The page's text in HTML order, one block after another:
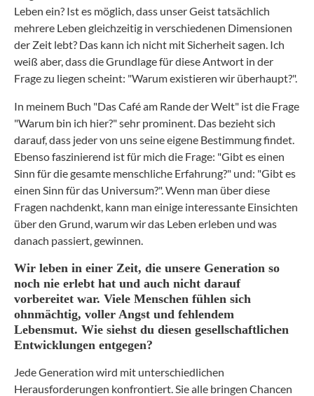
Leben ein? Ist es möglich, dass unser Geist tatsächlich
mehrere Leben gleichzeitig in verschiedenen Dimensionen
der Zeit lebt? Das kann ich nicht mit Sicherheit sagen. Ich
weiß aber, dass die Grundlage für diese Antwort in der
Frage zu liegen scheint: "Warum existieren wir überhaupt?".
In meinem Buch "Das Café am Rande der Welt" ist die Frage
"Warum bin ich hier?" sehr prominent. Das bezieht sich
darauf, dass jeder von uns seine eigene Bestimmung findet.
Ebenso faszinierend ist für mich die Frage: "Gibt es einen
Sinn für die gesamte menschliche Erfahrung?" und: "Gibt es
einen Sinn für das Universum?". Wenn man über diese
Fragen nachdenkt, kann man einige interessante Einsichten
über den Grund, warum wir das Leben erleben und was
danach passiert, gewinnen.
Wir leben in einer Zeit, die unsere Generation so
noch nie erlebt hat und auch nicht darauf
vorbereitet war. Viele Menschen fühlen sich
ohnmächtig, voller Angst und fehlendem
Lebensmut. Wie siehst du diesen gesellschaftlichen
Entwicklungen entgegen?
Jede Generation wird mit unterschiedlichen
Herausforderungen konfrontiert. Sie alle bringen Chancen